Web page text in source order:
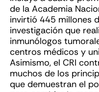
de la Academia
invirtió 445 millones
investigación que
inmunólogos
centros médicos y
Asimismo, el CRI
muchos de los
que demuestran el